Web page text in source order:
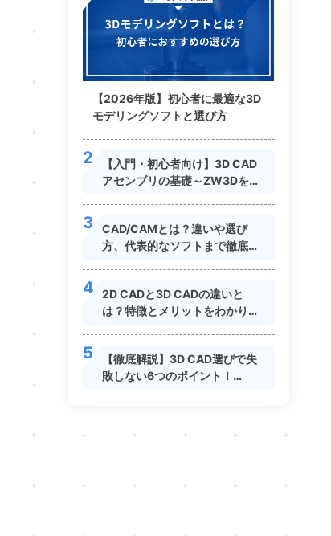
【2026年版】初心者に最適な3D
モデリングソフトと選び方
2
【入門・初心者向け】3D CAD
アセンブリの基礎～ZW3Dをは
3
CAD/CAMとは？違いや選び
方、代表的なソフトまで徹底解
4
2D CADと3D CADの違いと
は？特徴とメリットをわかりや
5
【徹底解説】3D CAD選びで失
敗しない6つのポイント！